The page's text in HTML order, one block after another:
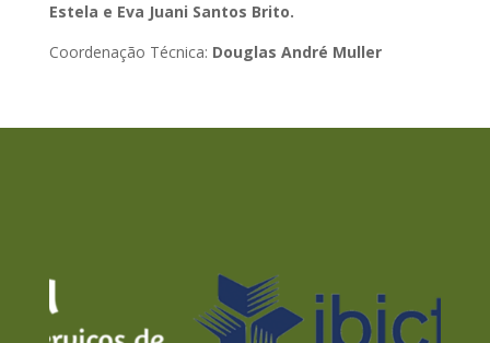
Estela e Eva Juani Santos Brito.
Coordenação Técnica: Douglas André Muller